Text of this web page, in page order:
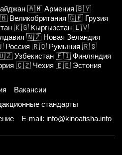
🇦🇲 Армения 🇧🇾
Великобритания 🇬🇪 Грузия
🇰🇬 Кыргызстан 🇱🇻
🇳🇿 Новая Зеландия
Россия 🇷🇴 Румыния 🇷🇸
Узбекистан 🇫🇮 Финляндия
🇨🇿 Чехия 🇪🇪 Эстония
Вакансии
стандарты
E-mail: info@kinoafisha.info